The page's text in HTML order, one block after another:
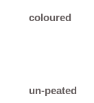
coloured
un-peated